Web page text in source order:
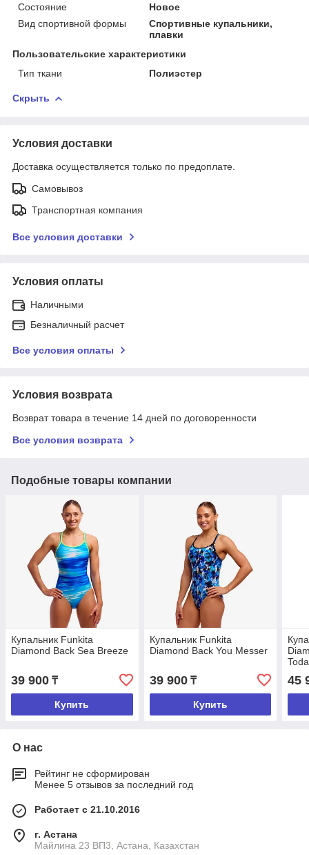
Состояние
Новое
Вид спортивной формы
Спортивные купальники,
плавки
Пользовательские характеристики
Тип ткани
Полиэстер
Скрыть
Условия доставки
Доставка осуществляется только по предоплате.
Самовывоз
Транспортная компания
Все условия доставки
Условия оплаты
Наличными
Безналичный расчет
Все условия оплаты
Условия возврата
Возврат товара в течение 14 дней по договоренности
Все условия возврата
Подобные товары компании
Купальник Funkitа
Diamond Back Sea Breeze
39 900 ₸
Купить
Купальник Funkitа
Diamond Back You Messer
39 900₸
Купить
45
О нас
Рейтинг не сформирован
Менее 5 отзывов за последний год
Работает с 21.10.2016
г. Астана
Майлина 23 ВП3, Астана, Казахстан